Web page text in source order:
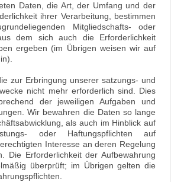
Daten, die Art, der Umfang und der
ihrer Verarbeitung, bestimmen
Mitgliedschafts- oder
dem sich auch die Erforderlichkeit
ergeben (im Übrigen weisen wir auf
zur Erbringung unserer satzungs- und
nicht mehr erforderlich sind. Dies
der jeweiligen Aufgaben und
Wir bewahren die Daten so lange
als auch im Hinblick auf
oder Haftungspflichten auf
Interesse an deren Regelung
Die Erforderlichkeit der Aufbewahrung
überprüft; im Übrigen gelten die